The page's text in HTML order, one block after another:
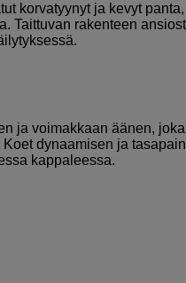
korvatyynyt ja kevyt
Taittuvan rakenteen
ja voimakkaan äänen,
dynaamisen ja
kappaleessa.